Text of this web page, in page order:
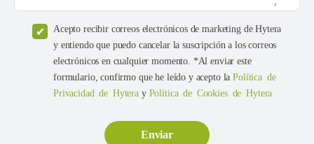
Acepto recibir correos electrónicos de marketing de Hytera
y entiendo que puedo cancelar la suscripción a los correos
electrónicos en cualquier momento. *Al enviar este
formulario, confirmo que he leído y acepto laPolítica de
Privacidad de Hytera y Política de Cookies de Hytera